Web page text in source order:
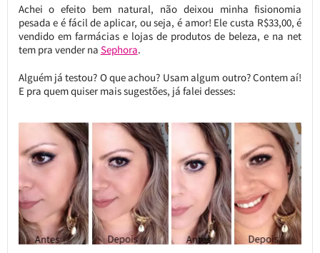
Achei o efeito bem natural, não deixou minha fisionomia
pesada e é fácil de aplicar, ou seja, é amor! Ele custa R$33,00, é
vendido em farmácias e lojas de produtos de beleza, e na net
tem pra vender na Sephora.
Alguém já testou? O que achou? Usam algum outro? Contem aí!
E pra quem quiser mais sugestões, já falei desses: